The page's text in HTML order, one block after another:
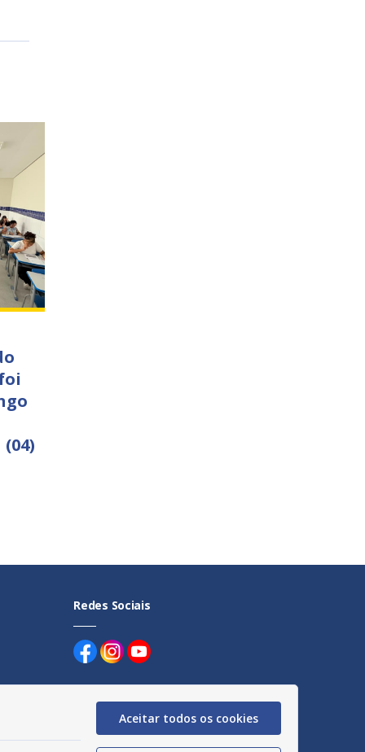
Redes Sociais
Aceitar todos os cookies